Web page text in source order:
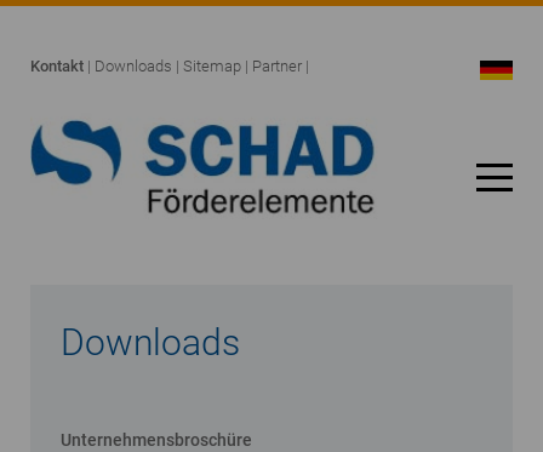
Kontakt | Downloads | Sitemap | Partner |
Downloads
Unternehmensbroschüre